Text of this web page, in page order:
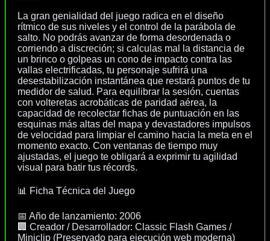
La gran genialidad del juego radica en el diseño
rítmico de sus niveles y el control de la parábola de
salto. No podrás avanzar de forma desordenada o
corriendo a discreción; si calculas mal la distancia de
un brinco o golpeas un cono de impacto contra las
vallas electrificadas, tu personaje sufrirá una
desestabilización instantánea que restará puntos de tu
medidor de salud. Para equilibrar la sesión, cuentas
con volteretas acrobáticas de paridad aérea, la
capacidad de recolectar fichas de puntuación en las
esquinas más altas del mapa y devastadores impulsos
de velocidad para limpiar el camino hacia la meta en el
momento exacto. Con ventanas de tiempo muy
ajustadas, el juego te obligará a exprimir tu agilidad
visual para batir tus récords.
📊 Ficha Técnica del Juego
📅 Año de lanzamiento: 2006
🏢 Creador / Desarrollador: Classic Flash Games /
Miniclip (Preservado para ejecución web moderna)